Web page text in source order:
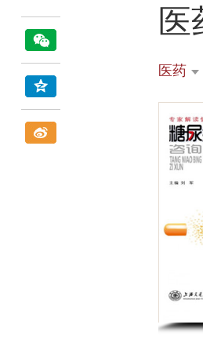
医
医药